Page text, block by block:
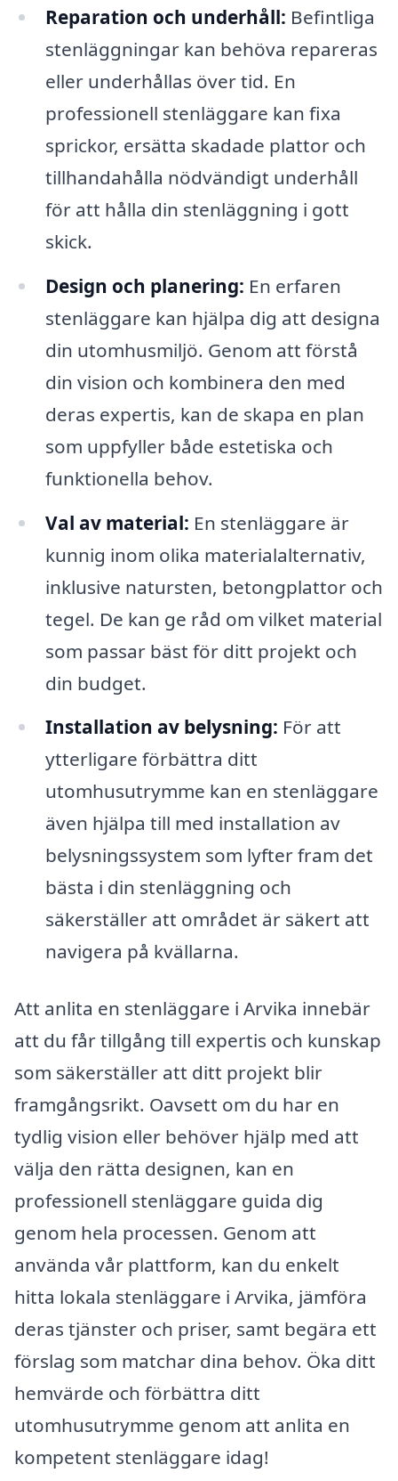
Reparation och underhåll: Befintliga
stenläggningar kan behöva repareras
eller underhållas över tid. En
professionell stenläggare kan fixa
sprickor, ersätta skadade plattor och
tillhandahålla nödvändigt underhåll
för att hålla din stenläggning i gott
skick.
Design och planering: En erfaren
stenläggare kan hjälpa dig att designa
din utomhusmiljö. Genom att förstå
din vision och kombinera den med
deras expertis, kan de skapa en plan
som uppfyller både estetiska och
funktionella behov.
Val av material: En stenläggare är
kunnig inom olika materialalternativ,
inklusive natursten, betongplattor och
tegel. De kan ge råd om vilket material
som passar bäst för ditt projekt och
din budget.
Installation av belysning: För att
ytterligare förbättra ditt
utomhusutrymme kan en stenläggare
även hjälpa till med installation av
belysningssystem som lyfter fram det
bästa i din stenläggning och
säkerställer att området är säkert att
navigera på kvällarna.
Att anlita en stenläggare i Arvika innebär
att du får tillgång till expertis och kunskap
som säkerställer att ditt projekt blir
framgångsrikt. Oavsett om du har en
tydlig vision eller behöver hjälp med att
välja den rätta designen, kan en
professionell stenläggare guida dig
genom hela processen. Genom att
använda vår plattform, kan du enkelt
hitta lokala stenläggare i Arvika, jämföra
deras tjänster och priser, samt begära ett
förslag som matchar dina behov. Öka ditt
hemvärde och förbättra ditt
utomhusutrymme genom att anlita en
kompetent stenläggare idag!